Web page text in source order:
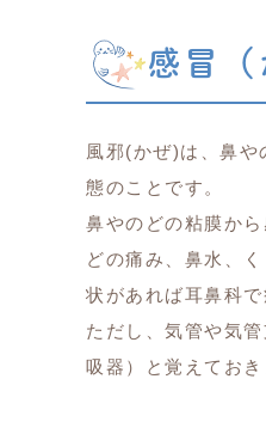
感冒（
風邪(かぜ)は、鼻や
態のことです。
鼻やのどの粘膜か
どの痛み、鼻水、
状があれば耳鼻科
ただし、気管や気
吸器）と覚えておき